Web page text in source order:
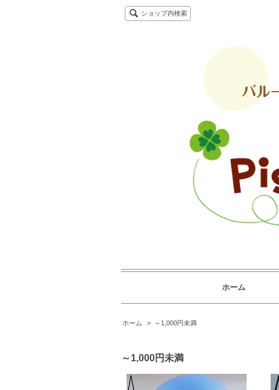
ショップ内検索
ホーム
ホーム > ～1,000円未満
～1,000円未満